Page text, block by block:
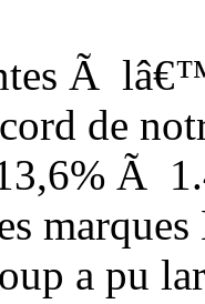
Ã
de
Ã
a pu